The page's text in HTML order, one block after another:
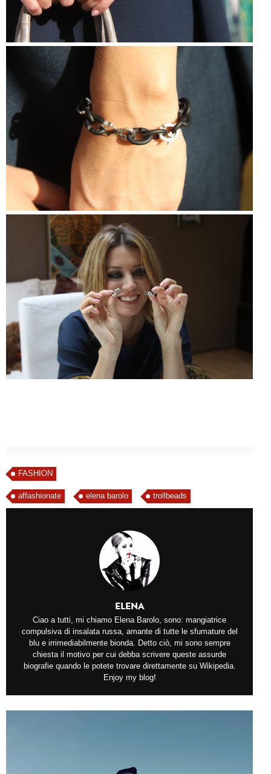
FASHION
affashionate elena barolo trollbeads
ELENA
Ciao a tutti, mi chiamo Elena Barolo, sono: mangiatrice
compulsiva di insalata russa, amante di tutte le sfumature del
blu e irrimediabilmente bionda. Detto ciò, mi sono sempre
chiesta il motivo per cui debba scrivere queste assurde
biografie quando le potete trovare direttamente su Wikipedia.
Enjoy my blog!